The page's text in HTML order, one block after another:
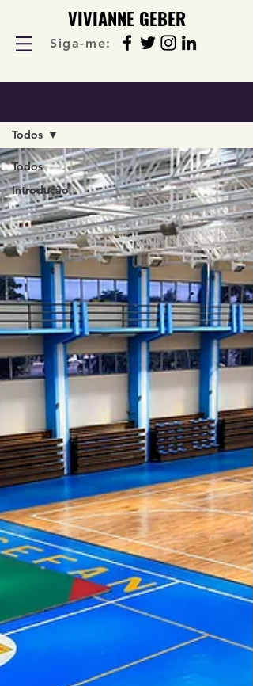
VIVIANNE GEBER
Siga-me:
Todos
Introdução
Todos